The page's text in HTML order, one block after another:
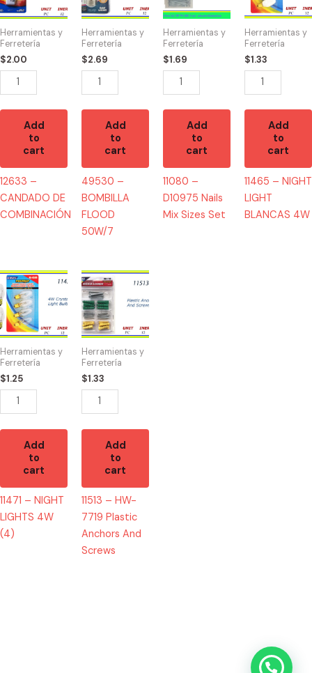
Herramientas y
Ferretería
$2.00
DE
COMBINACIÓN
quantity
Add
to
cart
12633 –
CANDADO DE
COMBINACIÓN
Herramientas y
Ferretería
$2.69
FLOOD
50W/7
quantity
Add
to
cart
49530 –
BOMBILLA
FLOOD
50W/7
Herramientas y
Ferretería
$1.69
Nails
Mix
Sizes
Set
quantity
Add
to
cart
11080 –
D10975 Nails
Mix Sizes Set
Herramientas y
Ferretería
$1.33
LIGHT
BLANCAS
4W
quantity
Add
to
cart
11465 – NIGHT
LIGHT
BLANCAS 4W
Herramientas y
Ferretería
$1.25
11471
-
NIGHT
LIGHTS
4W
(4)
quantity
Add
to
cart
11471 – NIGHT
LIGHTS 4W
(4)
Herramientas y
Ferretería
$1.33
11513
-
HW-
7719
Plastic
Anchors
And
Screws
quantity
Add
to
cart
11513 – HW-
7719 Plastic
Anchors And
Screws